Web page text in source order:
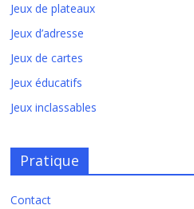
Jeux de plateaux
Jeux d’adresse
Jeux de cartes
Jeux éducatifs
Jeux inclassables
Pratique
Contact